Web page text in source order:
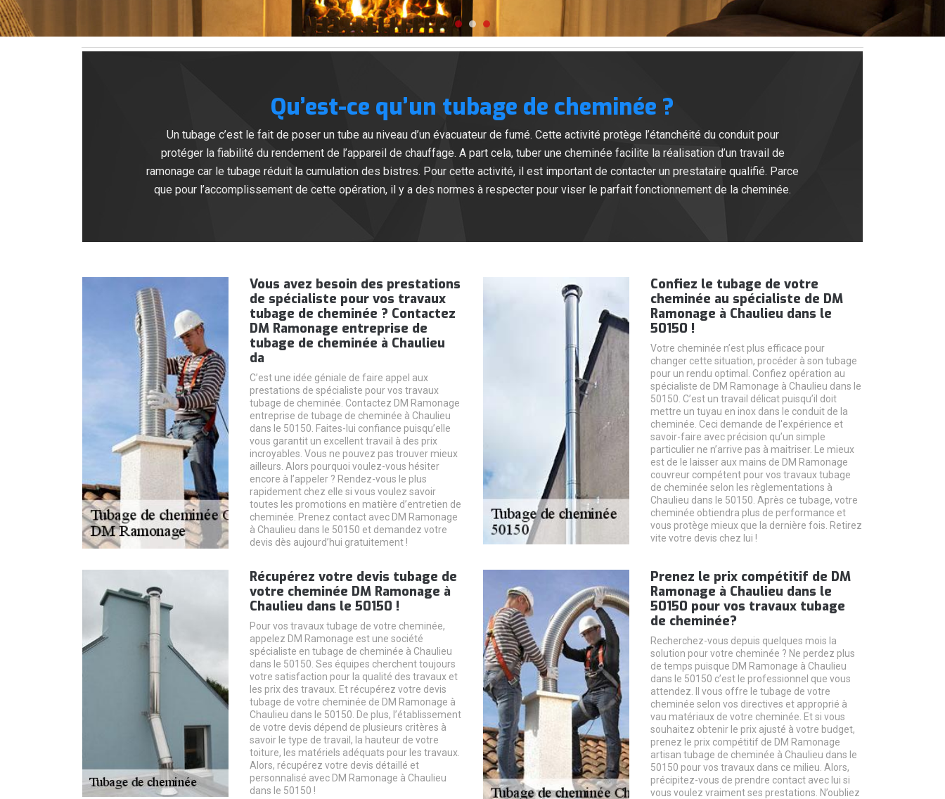
Qu’est-ce qu’un tubage de cheminée ?
Un tubage c’est le fait de poser un tube au niveau d’un évacuateur de fumé. Cette activité protège l’étanchéité du conduit pour
protéger la fiabilité du rendement de l’appareil de chauffage. A part cela, tuber une cheminée facilite la réalisation d’un travail de
ramonage car le tubage réduit la cumulation des bistres. Pour cette activité, il est important de contacter un prestataire qualifié. Parce
que pour l’accomplissement de cette opération, il y a des normes à respecter pour viser le parfait fonctionnement de la cheminée.
Vous avez besoin des prestations
de spécialiste pour vos travaux
tubage de cheminée ? Contactez
DM Ramonage entreprise de
tubage de cheminée à Chaulieu
da
C’est une idée géniale de faire appel aux
prestations de spécialiste pour vos travaux
tubage de cheminée. Contactez DM Ramonage
entreprise de tubage de cheminée à Chaulieu
dans le 50150. Faites-lui confiance puisqu’elle
vous garantit un excellent travail à des prix
incroyables. Vous ne pouvez pas trouver mieux
ailleurs. Alors pourquoi voulez-vous hésiter
encore à l’appeler ? Rendez-vous le plus
rapidement chez elle si vous voulez savoir
toutes les promotions en matière d’entretien de
cheminée. Prenez contact avec DM Ramonage
à Chaulieu dans le 50150 et demandez votre
devis dès aujourd’hui gratuitement !
Confiez le tubage de votre
cheminée au spécialiste de DM
Ramonage à Chaulieu dans le
50150 !
Votre cheminée n’est plus efficace pour
changer cette situation, procéder à son tubage
pour un rendu optimal. Confiez opération au
spécialiste de DM Ramonage à Chaulieu dans le
50150. C’est un travail délicat puisqu’il doit
mettre un tuyau en inox dans le conduit de la
cheminée. Ceci demande de l'expérience et
savoir-faire avec précision qu’un simple
particulier ne n’arrive pas à maitriser. Le mieux
est de le laisser aux mains de DM Ramonage
couvreur compétent pour vos travaux tubage
de cheminée selon les règlementations à
Chaulieu dans le 50150. Après ce tubage, votre
cheminée obtiendra plus de performance et
vous protège mieux que la dernière fois. Retirez
vite votre devis chez lui !
Récupérez votre devis tubage de
votre cheminée DM Ramonage à
Chaulieu dans le 50150 !
Pour vos travaux tubage de votre cheminée,
appelez DM Ramonage est une société
spécialiste en tubage de cheminée à Chaulieu
dans le 50150. Ses équipes cherchent toujours
votre satisfaction pour la qualité des travaux et
les prix des travaux. Et récupérez votre devis
tubage de votre cheminée de DM Ramonage à
Chaulieu dans le 50150. De plus, l’établissement
de votre devis dépend de plusieurs critères à
savoir le type de travail, la hauteur de votre
toiture, les matériels adéquats pour les travaux.
Alors, récupérez votre devis détaillé et
personnalisé avec DM Ramonage à Chaulieu
dans le 50150 !
Prenez le prix compétitif de DM
Ramonage à Chaulieu dans le
50150 pour vos travaux tubage
de cheminée?
Recherchez-vous depuis quelques mois la
solution pour votre cheminée ? Ne perdez plus
de temps puisque DM Ramonage à Chaulieu
dans le 50150 c’est le professionnel que vous
attendez. Il vous offre le tubage de votre
cheminée selon vos directives et approprié à
vau matériaux de votre cheminée. Et si vous
souhaitez obtenir le prix ajusté à votre budget,
prenez le prix compétitif de DM Ramonage
artisan tubage de cheminée à Chaulieu dans le
50150 pour vos travaux dans ce milieu. Alors,
précipitez-vous de prendre contact avec lui si
vous voulez vraiment ses prestations. N’oubliez